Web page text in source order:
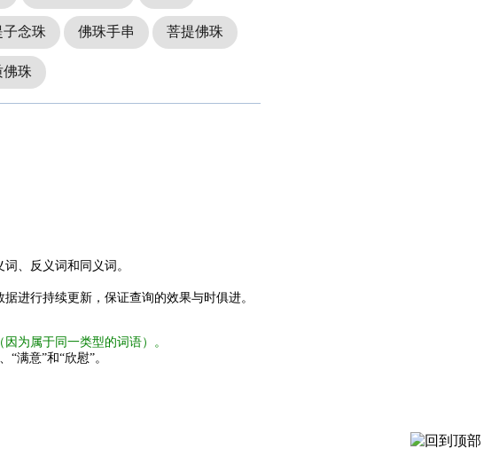
子念珠 佛珠手串 菩提佛珠
佛珠
、反义词和同义词。
进行持续更新，保证查询的效果与时俱进。
为属于同一类型的词语）。
满意”和“欣慰”。